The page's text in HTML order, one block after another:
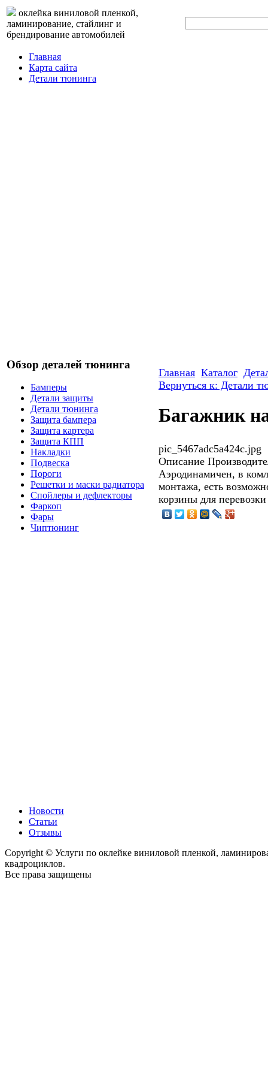
оклейка виниловой пленкой,
ламинирование, стайлинг и
брендирование автомобилей
Главная
Карта сайта
Детали тюнинга
Обзор деталей тюнинга
Бамперы
Детали защиты
Детали тюнинга
Защита бампера
Защита картера
Защита КПП
Накладки
Подвеска
Пороги
Решетки и маски радиатора
Спойлеры и дефлекторы
Фаркоп
Фары
Чиптюнинг
Главная Каталог
Вернуться к: Детали
Багажник
pic_5467adc5a424c.jpg
Описание
Аэродинамичен, в
монтажа, есть
корзины для
Новости
Статьи
Отзывы
Copyright © Услуги по оклейке виниловой пленкой,
квадроциклов.
Все права защищены